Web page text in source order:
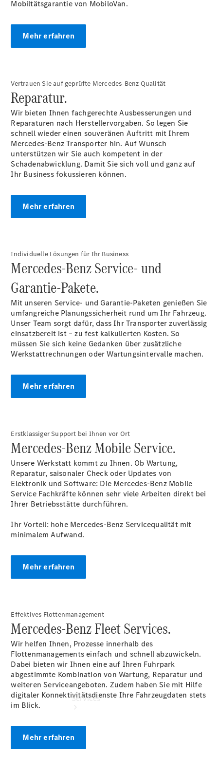
Sprinter
Kastenwagen
eSprinter
Tourer
eSprinter
Pritschenfahrzeug
- elektrisch
Sprinter
Fahrgestell
eSprinter
Fahrgestell
Vito
Kastenwagen
eVito
Kastenwagen
- elektrisch
Vito Mixto
Vito Tourer
eVito
Tourer -
Citan
Citan
Kastenwagen
eCitan
Kastenwagen
- elektrisch
Citan
Tourer
Tourer -
elektrisch
Umbaulösungen
Junge
Sterne
Services
Mobiltätsgarantie von MobiloVan.
Mehr erfahren
Vertrauen Sie auf geprüfte Mercedes-Benz Qualität
Reparatur.
Wir bieten Ihnen fachgerechte Ausbesserungen und
Reparaturen nach Herstellervorgaben. So legen Sie
schnell wieder einen souveränen Auftritt mit Ihrem
Mercedes-Benz Transporter hin. Auf Wunsch
unterstützen wir Sie auch kompetent in der
Schadenabwicklung. Damit Sie sich voll und ganz auf
Ihr Business fokussieren können.
Mehr erfahren
Individuelle Lösungen für Ihr Business
Mercedes-Benz Service- und
Garantie-Pakete.
Mit unseren Service- und Garantie-Paketen genießen Sie
umfangreiche Planungssicherheit rund um Ihr Fahrzeug.
Unser Team sorgt dafür, dass Ihr Transporter zuverlässig
einsatzbereit ist – zu fest kalkulierten Kosten. So
müssen Sie sich keine Gedanken über zusätzliche
Werkstattrechnungen oder Wartungsintervalle machen.
Mehr erfahren
Erstklassiger Support bei Ihnen vor Ort
Mercedes-Benz Mobile Service.
Unsere Werkstatt kommt zu Ihnen. Ob Wartung,
Reparatur, saisonaler Check oder Updates von
Elektronik und Software: Die Mercedes-Benz Mobile
Service Fachkräfte können sehr viele Arbeiten direkt bei
Ihrer Betriebsstätte durchführen.
Ihr Vorteil: hohe Mercedes-Benz Servicequalität mit
minimalem Aufwand.
Mehr erfahren
Effektives Flottenmanagement
Mercedes-Benz Fleet Services.
Wir helfen Ihnen, Prozesse innerhalb des
Flottenmanagements einfach und schnell abzuwickeln.
Dabei bieten wir Ihnen eine auf Ihren Fuhrpark
abgestimmte Kombination von Wartung, Reparatur und
weiteren Serviceangeboten. Zudem haben Sie mit Hilfe
digitaler Konnektivitätsdienste Ihre Fahrzeugdaten stets
im Blick.
Mehr erfahren